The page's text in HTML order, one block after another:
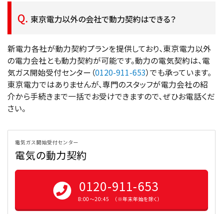
東京電力以外の会社で動力契約はできる？
新電力各社が動力契約プランを提供しており、東京電力以外
の電力会社とも動力契約が可能です。動力の電気契約は、電
気ガス開始受付センター（0120-911-653）でも承っています。
東京電力ではありませんが、専門のスタッフが電力会社の紹
介から手続きまで一括でお受けできますので、ぜひお電話くだ
さい。
電気ガス開始受付センター
電気の動力契約
0120-911-653
8:00〜20:45 （※年末年始を除く）